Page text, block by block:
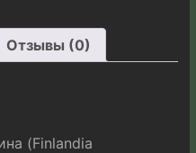
Отзывы (0)
(Finlandia